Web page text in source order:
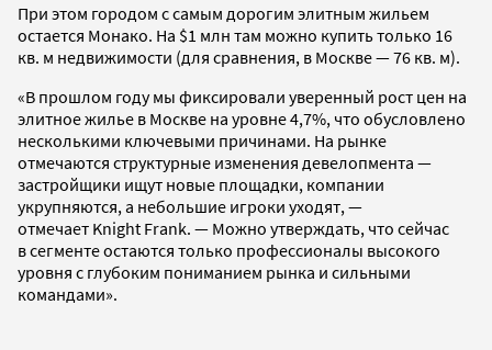
При этом городом с самым дорогим элитным жильем
остается Монако. На $1 млн там можно купить только 16
кв. м недвижимости (для сравнения, в Москве — 76 кв. м).
«В прошлом году мы фиксировали уверенный рост цен на
элитное жилье в Москве на уровне 4,7%, что обусловлено
несколькими ключевыми причинами. На рынке
отмечаются структурные изменения девелопмента —
застройщики ищут новые площадки, компании
укрупняются, а небольшие игроки уходят, —
отмечает Knight Frank. — Можно утверждать, что сейчас
в сегменте остаются только профессионалы высокого
уровня с глубоким пониманием рынка и сильными
командами».